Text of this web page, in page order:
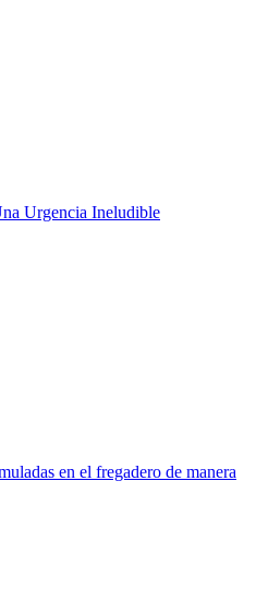
Urgencia Ineludible
en el fregadero de manera